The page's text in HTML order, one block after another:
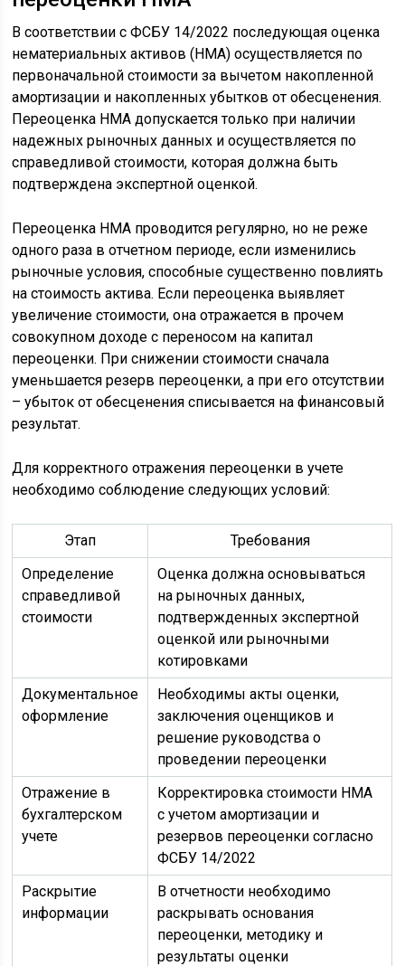
В соответствии с ФСБУ 14/2022 последующая оценка
нематериальных активов (НМА) осуществляется по
первоначальной стоимости за вычетом накопленной
амортизации и накопленных убытков от обесценения.
Переоценка НМА допускается только при наличии
надежных рыночных данных и осуществляется по
справедливой стоимости, которая должна быть
подтверждена экспертной оценкой.
Переоценка НМА проводится регулярно, но не реже
одного раза в отчетном периоде, если изменились
рыночные условия, способные существенно повлиять
на стоимость актива. Если переоценка выявляет
увеличение стоимости, она отражается в прочем
совокупном доходе с переносом на капитал
переоценки. При снижении стоимости сначала
уменьшается резерв переоценки, а при его отсутствии
– убыток от обесценения списывается на финансовый
результат.
Для корректного отражения переоценки в учете
необходимо соблюдение следующих условий:
Этап
Требования
Определение
справедливой
стоимости
Оценка должна основываться
на рыночных данных,
подтвержденных экспертной
оценкой или рыночными
котировками
Документальное
оформление
Необходимы акты оценки,
заключения оценщиков и
решение руководства о
проведении переоценки
Отражение в
бухгалтерском
учете
Корректировка стоимости НМА
с учетом амортизации и
резервов переоценки согласно
ФСБУ 14/2022
Раскрытие
информации
В отчетности необходимо
раскрывать основания
переоценки, методику и
результаты оценки